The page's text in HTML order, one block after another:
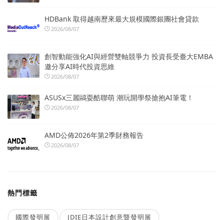
HDBank 取得越南歷來最大規模國際銀團社會貸款
2026/08/07
創智動能強化AI與經營雙軸競爭力 投資長受臺大EMBA
邀分享AI時代投資思維
2026/08/07
ASUSx三麗鷗耍酷聯萌 潮玩開學祭搶抱AI筆電！
2026/08/07
AMD公佈2026年第2季財務報告
2026/08/07
熱門標籤
國際發明展 JDIE日本設計創意暨發明展